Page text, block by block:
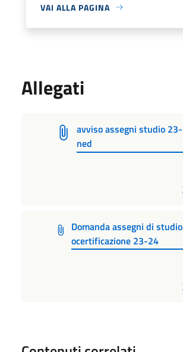
VAI ALLA PAGINA
Allegati
avviso assegni studio
ned
Domanda assegni di
ocertificazione 23-24